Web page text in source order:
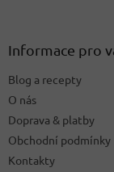
Informace pro
Blog a recepty
O nás
Doprava & platby
Obchodní podmínky
Kontakty